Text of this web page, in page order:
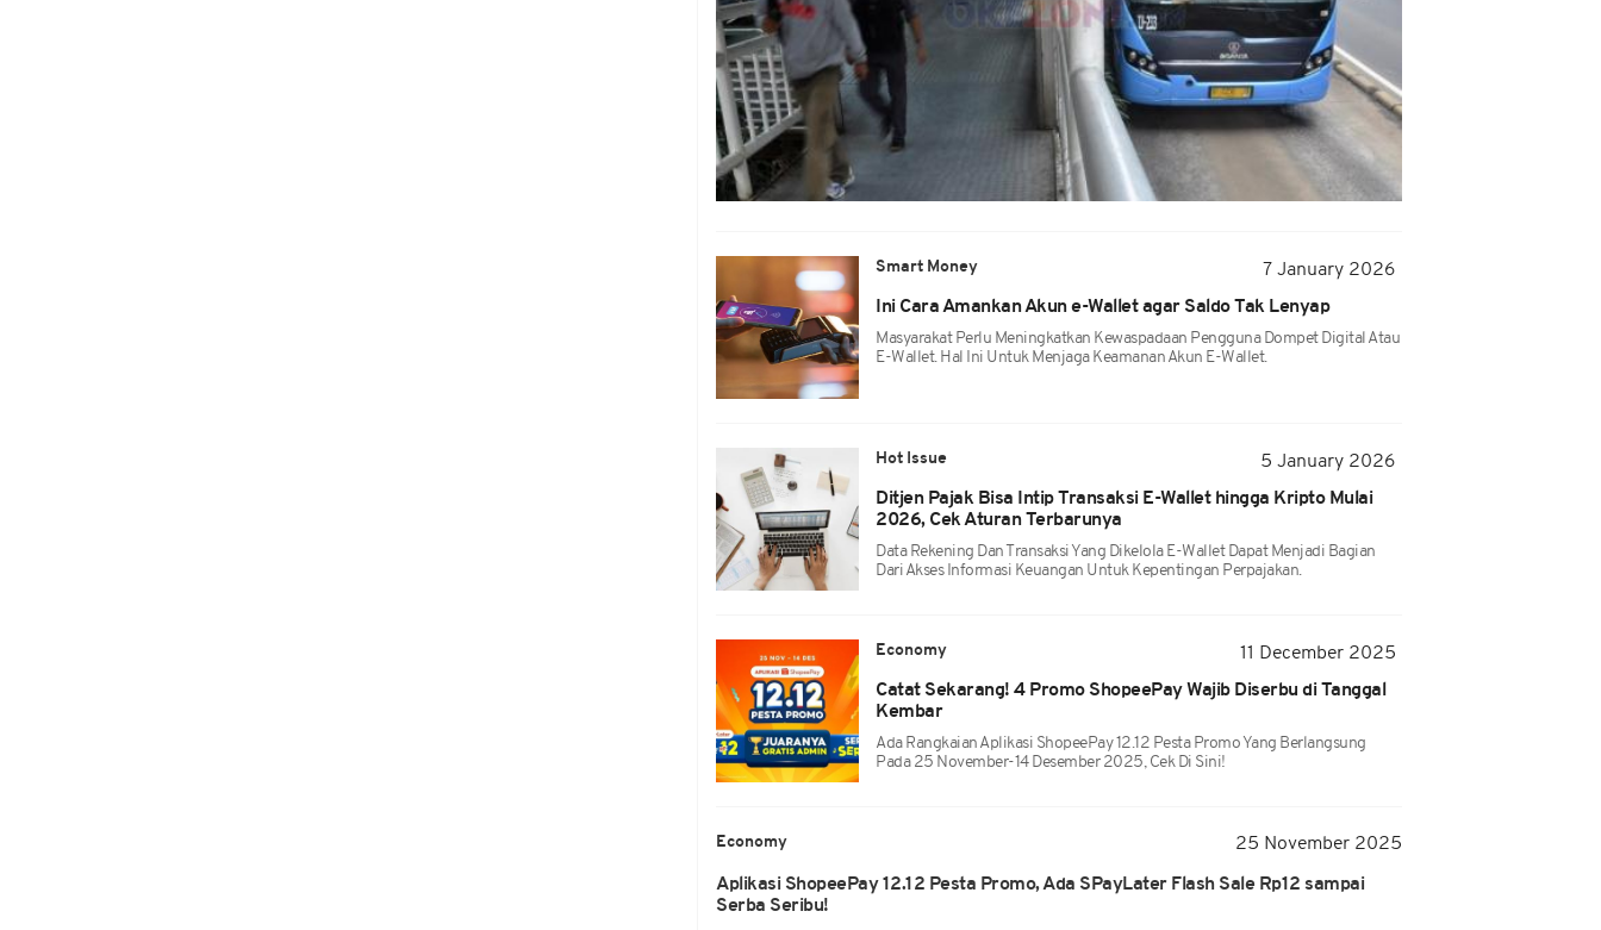
Smart Money
7 January 2026
Ini Cara Amankan Akun e-Wallet agar Saldo Tak Lenyap
Masyarakat Perlu Meningkatkan Kewaspadaan Pengguna Dompet Digital Atau
E-Wallet. Hal Ini Untuk Menjaga Keamanan Akun E-Wallet.
Hot Issue
5 January 2026
Ditjen Pajak Bisa Intip Transaksi E-Wallet hingga Kripto Mulai
2026, Cek Aturan Terbarunya
Data Rekening Dan Transaksi Yang Dikelola E-Wallet Dapat Menjadi Bagian
Dari Akses Informasi Keuangan Untuk Kepentingan Perpajakan.
Economy
11 December 2025
Catat Sekarang! 4 Promo ShopeePay Wajib Diserbu di Tanggal
Kembar
Ada Rangkaian Aplikasi ShopeePay 12.12 Pesta Promo Yang Berlangsung
Pada 25 November-14 Desember 2025, Cek Di Sini!
Economy 25 November 2025
Aplikasi ShopeePay 12.12 Pesta Promo, Ada SPayLater Flash Sale Rp12 sampai
Serba Seribu!